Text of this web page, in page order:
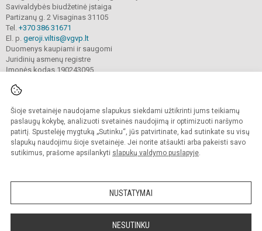
Šioje svetainėje naudojame slapukus siekdami užtikrinti jums teikiamų
paslaugų kokybę, analizuoti svetainės naudojimą ir optimizuoti naršymo
patirtį. Spustelėję mygtuką „Sutinku“, jūs patvirtinate, kad sutinkate su visų
slapukų naudojimu šioje svetainėje. Jei norite atšaukti arba pakeisti savo
sutikimus, prašome apsilankyti slapukų valdymo puslapyje.
NUSTATYMAI
NESUTINKU
Savivaldybės biudžetinė įstaiga
Partizanų g. 2 Visaginas 31105
Tel. +370 386 31671
El. p. geroji.viltis@vgvp.lt
Duomenys kaupiami ir saugomi
Juridinių asmenų registre
Įmonės kodas 190243095
© 2025. Visagino ,,Gerosios vilties“ progimnazija. Visos teisės saugomos.
Kopijuoti turinį be raštiško įstaigos administracijos sutikimo griežtai draudžiama.
Prieinamumo paraiška Slapukų valdymas
Sumanus būdas atnaujinti